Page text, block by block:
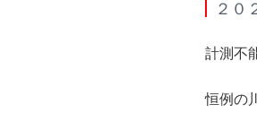
２０
計測不
恒例の